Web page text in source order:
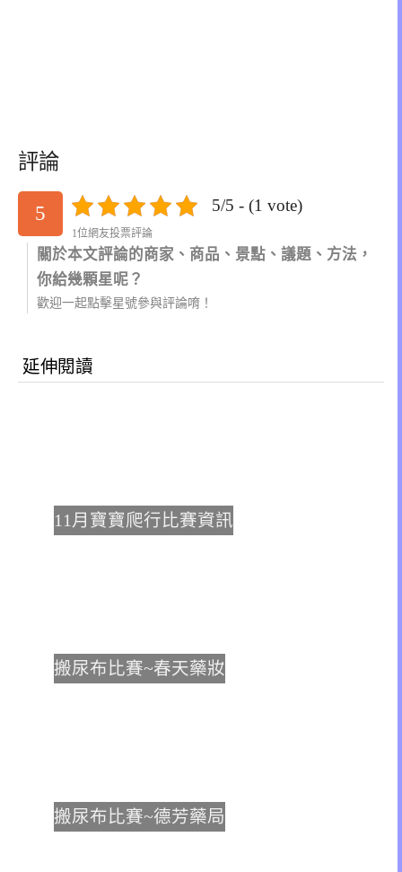
評論
5 5/5 - (1 vote)
1位網友投票評論
關於本文評論的商家、商品、景點、議題、方法，
你給幾顆星呢？
歡迎一起點擊星號參與評論唷！
延伸閱讀
11月寶寶爬行比賽資訊
搬尿布比賽~春天藥妝
搬尿布比賽~德芳藥局